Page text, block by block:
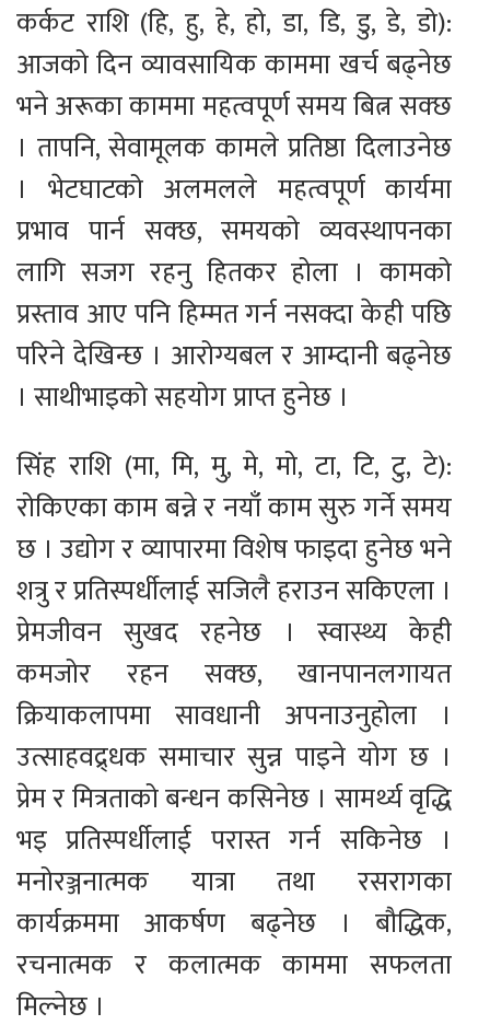
कर्कट राशि (हि, हु, हे, हो, डा, डि, डु, डे, डो):
आजको दिन व्यावसायिक काममा खर्च बढ्नेछ
भने अरूका काममा महत्वपूर्ण समय बित्न सक्छ
। तापनि, सेवामूलक कामले प्रतिष्ठा दिलाउनेछ
। भेटघाटको अलमलले महत्वपूर्ण कार्यमा
प्रभाव पार्न सक्छ, समयको व्यवस्थापनका
लागि सजग रहनु हितकर होला । कामको
प्रस्ताव आए पनि हिम्मत गर्न नसक्दा केही पछि
परिने देखिन्छ । आरोग्यबल र आम्दानी बढ्नेछ
। साथीभाइको सहयोग प्राप्त हुनेछ ।
सिंह राशि (मा, मि, मु, मे, मो, टा, टि, टु, टे):
रोकिएका काम बन्ने र नयाँ काम सुरु गर्ने समय
छ । उद्योग र व्यापारमा विशेष फाइदा हुनेछ भने
शत्रु र प्रतिस्पर्धीलाई सजिलै हराउन सकिएला ।
प्रेमजीवन सुखद रहनेछ । स्वास्थ्य केही
कमजोर रहन सक्छ, खानपानलगायत
क्रियाकलापमा सावधानी अपनाउनुहोला ।
उत्साहवद्र्धक समाचार सुन्न पाइने योग छ ।
प्रेम र मित्रताको बन्धन कसिनेछ । सामर्थ्य वृद्धि
भइ प्रतिस्पर्धीलाई परास्त गर्न सकिनेछ ।
मनोरञ्जनात्मक यात्रा तथा रसरागका
कार्यक्रममा आकर्षण बढ्नेछ । बौद्धिक,
रचनात्मक र कलात्मक काममा सफलता
मिल्नेछ ।